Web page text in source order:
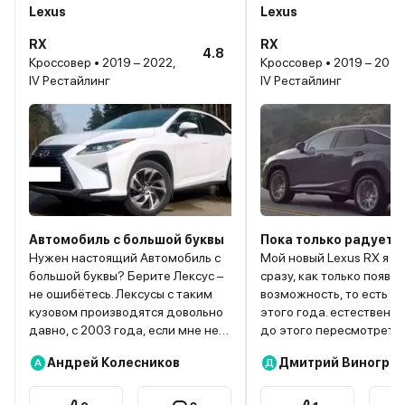
Lexus
RX
Кроссовер • 2019 – 2022,
IV Рестайлинг
4.8
Автомобиль с большой буквы
Нужен настоящий Автомобиль с
большой буквы? Берите Лексус –
не ошибётесь. Лексусы с таким
кузовом производятся довольно
давно, с 2003 года, если мне не
пор в моде, и я считаю – это
лучшее, что могли придумать
А Андрей Колесников
Lexus
RX
Кроссовер • 2019 –
IV Рестайлинг
Пока только радует
Мой новый Lexus RX я
сразу, как только
возможность, то есть в
этого года.
до этого пересмотреть
обзоры, в том числе и на
английском языке,
Д Дмитрий